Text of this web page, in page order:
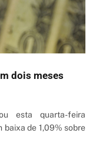
dois meses
esta quarta-feira
baixa de 1,09% sobre